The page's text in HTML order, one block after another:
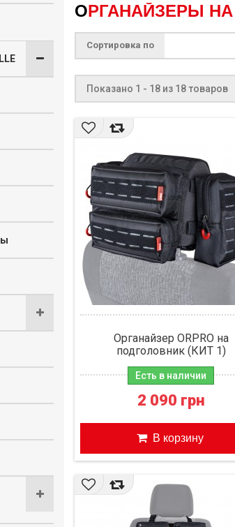
ОРГАНАЙЗЕРЫ
Сортировка по
Показано 1 - 18 из 18 товаров
Органайзер ORPRO на
подголовник (КИТ 1)
Есть в наличии
2 090 грн
В корзину